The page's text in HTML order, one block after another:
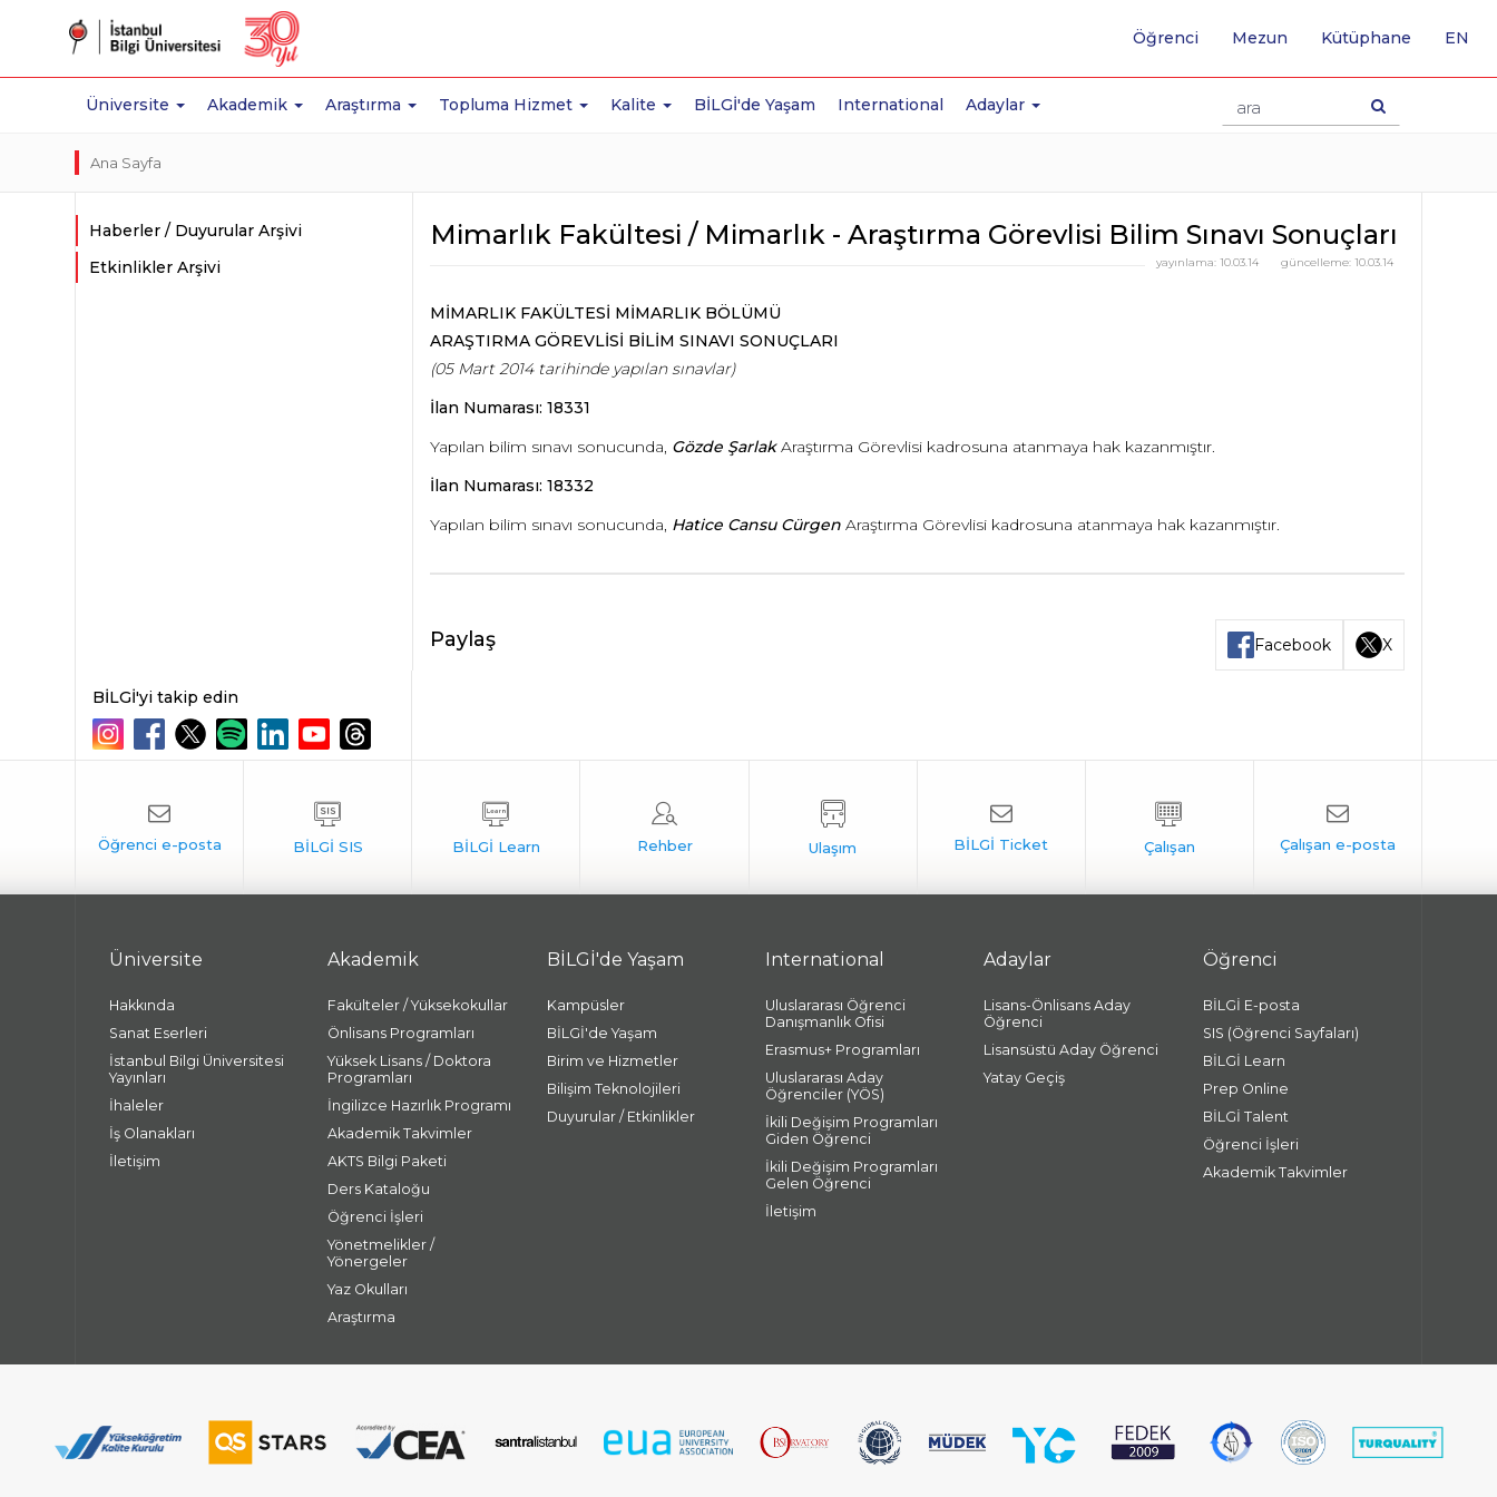
Üniversite Akademik Araştırma Topluma Hizmet Kalite BİLGİ'de Yaşam International Adaylar
Öğrenci Mezun Kütüphane EN
Ana Sayfa
Haberler / Duyurular Arşivi
Etkinlikler Arşivi
Mimarlık Fakültesi / Mimarlık - Araştırma Görevlisi Bilim Sınavı Sonuçları
güncelleme: 10.03.14
yayınlama: 10.03.14
MİMARLIK FAKÜLTESİ MİMARLIK BÖLÜMÜ
ARAŞTIRMA GÖREVLİSİ BİLİM SINAVI SONUÇLARI
(05 Mart 2014 tarihinde yapılan sınavlar)
İlan Numarası: 18331
Yapılan bilim sınavı sonucunda, Gözde ŞarlakAraştırma Görevlisi kadrosuna atanmaya hak kazanmıştır.
İlan Numarası: 18332
Yapılan bilim sınavı sonucunda, Hatice Cansu CürgenAraştırma Görevlisi kadrosuna atanmaya hak kazanmıştır.
Paylaş Facebook X
BİLGİ'yi takip edin
Üniversite
Hakkında
Sanat Eserleri
İstanbul Bilgi Üniversitesi
Yayınları
İhaleler
İş Olanakları
İletişim
Akademik
Fakülteler / Yüksekokullar
Önlisans Programları
Yüksek Lisans / Doktora
Programları
İngilizce Hazırlık Programı
Akademik Takvimler
AKTS Bilgi Paketi
Ders Kataloğu
Öğrenci İşleri
Yönetmelikler /
Yönergeler
Yaz Okulları
Araştırma
BİLGİ'de Yaşam
Kampüsler
BİLGİ'de Yaşam
Birim ve Hizmetler
Bilişim Teknolojileri
Duyurular / Etkinlikler
International
Uluslararası Öğrenci
Danışmanlık Ofisi
Erasmus+ Programları
Uluslararası Aday
Öğrenciler (YÖS)
İkili Değişim Programları
Giden Öğrenci
İkili Değişim Programları
Gelen Öğrenci
İletişim
Adaylar
Lisans-Önlisans Aday
Öğrenci
Lisansüstü Aday Öğrenci
Yatay Geçiş
Öğrenci
BİLGİ E-posta
SIS (Öğrenci Sayfaları)
BİLGİ Learn
Prep Online
BİLGİ Talent
Öğrenci İşleri
Akademik Takvimler